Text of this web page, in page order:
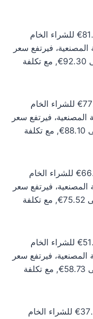
سعر الذهب عيار 22 اليوم يبلغ 81.46€ للشراء الخام
المصنعية، فيرتفع سعر
الشراء إلى 89.61€ وسعر البيع إلى 92.30€, مع تكلفة
سعر الذهب عيار 21 اليوم يبلغ 77.76€ للشراء الخام
المصنعية، فيرتفع سعر
الشراء إلى 85.54€ وسعر البيع إلى 88.10€, مع تكلفة
سعر الذهب عيار 18 اليوم يبلغ 66.65€ للشراء الخام
المصنعية، فيرتفع سعر
الشراء إلى 73.32€ وسعر البيع إلى 75.52€, مع تكلفة
سعر الذهب عيار 14 اليوم يبلغ 51.84€ للشراء الخام
المصنعية، فيرتفع سعر
الشراء إلى 57.02€ وسعر البيع إلى 58.73€, مع تكلفة
سعر الذهب عيار 10 اليوم يبلغ 37.03€ للشراء الخام